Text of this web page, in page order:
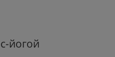
йогой